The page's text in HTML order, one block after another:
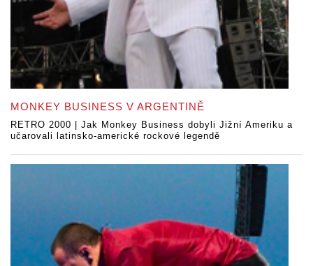
MONKEY BUSINESS V ARGENTINĚ
RETRO 2000 | Jak Monkey Business dobyli Jižní Ameriku a
učarovali latinsko-americké rockové legendě